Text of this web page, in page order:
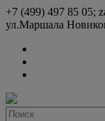
+7 (499) 497 85 05;
ул.Маршала